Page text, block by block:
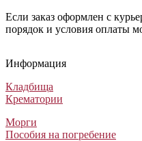
Если заказ оформлен с
порядок и условия оплаты
Лакированные гробы
Лакированные гробы
Лакированные гробы
Мусульманские гробы
Информация
Кладбища
Крематории
Морги
Пособия на погребение